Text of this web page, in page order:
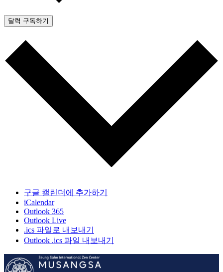
달력 구독하기
구글 캘린더에 추가하기
iCalendar
Outlook 365
Outlook Live
.ics 파일로 내보내기
Outlook .ics 파일 내보내기